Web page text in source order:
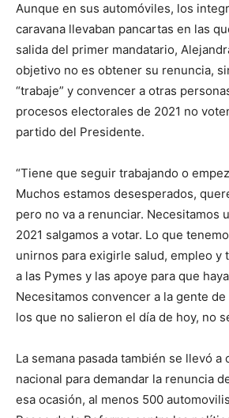
Aunque en sus automóviles, los
caravana llevaban pancartas en las
salida del primer mandatario,
objetivo no es obtener su renuncia,
“trabaje” y convencer a otras
procesos electorales de 2021 no
partido del Presidente.
“Tiene que seguir trabajando o
Muchos estamos desesperados,
pero no va a renunciar. Necesitamos
2021 salgamos a votar. Lo que
unirnos para exigirle salud, empleo y
a las Pymes y las apoye para que
Necesitamos convencer a la gente
los que no salieron el día de hoy, no
La semana pasada también se llevó a
nacional para demandar la renuncia
esa ocasión, al menos 500